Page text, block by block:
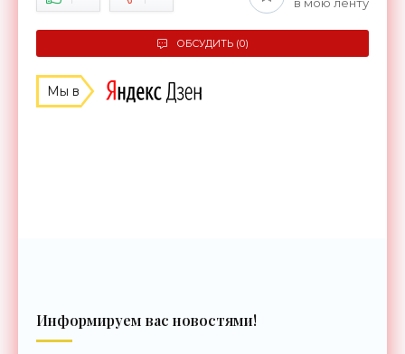
в мою ленту
ОБСУДИТЬ (0)
Мы в
Информируем вас новостями!